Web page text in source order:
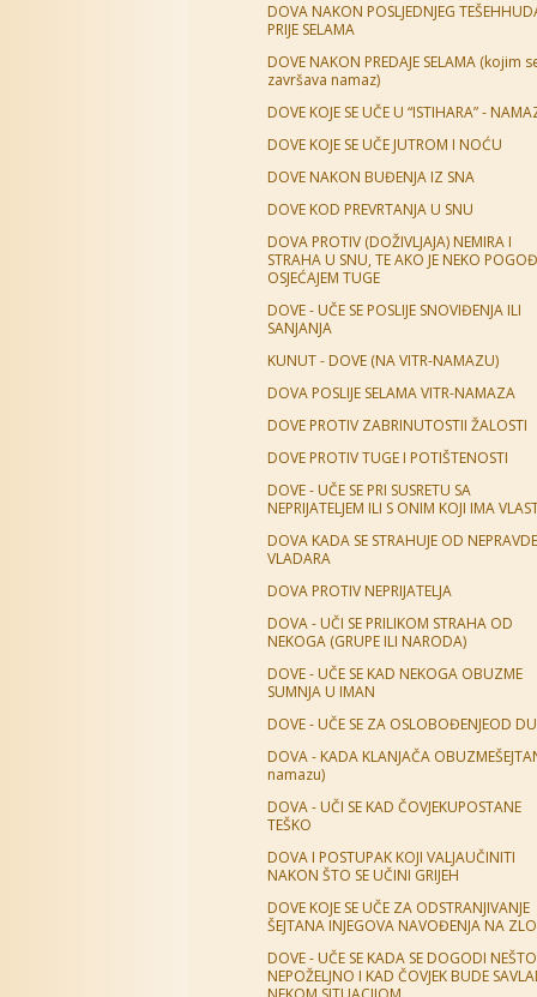
DOVA NAKON POSLJEDNJEG
PRIJE SELAMA
DOVE NAKON PREDAJE SELAMA (kojim
završava namaz)
DOVE KOJE SE UČE U “ISTIHARA” -
DOVE KOJE SE UČE JUTROM I NOĆU
DOVE NAKON BUĐENJA IZ SNA
DOVE KOD PREVRTANJA U SNU
DOVA PROTIV (DOŽIVLJAJA) NEMIRA I
STRAHA U SNU, TE AKO JE NEKO
OSJEĆAJEM TUGE
DOVE - UČE SE POSLIJE SNOVIĐENJA ILI
SANJANJA
KUNUT - DOVE (NA VITR-NAMAZU)
DOVA POSLIJE SELAMA VITR-NAMAZA
DOVE PROTIV ZABRINUTOSTII ŽALOSTI
DOVE PROTIV TUGE I POTIŠTENOSTI
DOVE - UČE SE PRI SUSRETU SA
NEPRIJATELJEM ILI S ONIM KOJI IMA
DOVA KADA SE STRAHUJE OD NEPRAVDE
VLADARA
DOVA PROTIV NEPRIJATELJA
DOVA - UČI SE PRILIKOM STRAHA OD
NEKOGA (GRUPE ILI NARODA)
DOVE - UČE SE KAD NEKOGA OBUZME
SUMNJA U IMAN
DOVE - UČE SE ZA OSLOBOĐENJEOD
DOVA - KADA KLANJAČA
namazu)
DOVA - UČI SE KAD ČOVJEKUPOSTANE
TEŠKO
DOVA I POSTUPAK KOJI VALJAUČINITI
NAKON ŠTO SE UČINI GRIJEH
DOVE KOJE SE UČE ZA ODSTRANJIVANJE
ŠEJTANA INJEGOVA NAVOĐENJA NA ZLO
DOVE - UČE SE KADA SE DOGODI NEŠTO
NEPOŽELJNO I KAD ČOVJEK BUDE